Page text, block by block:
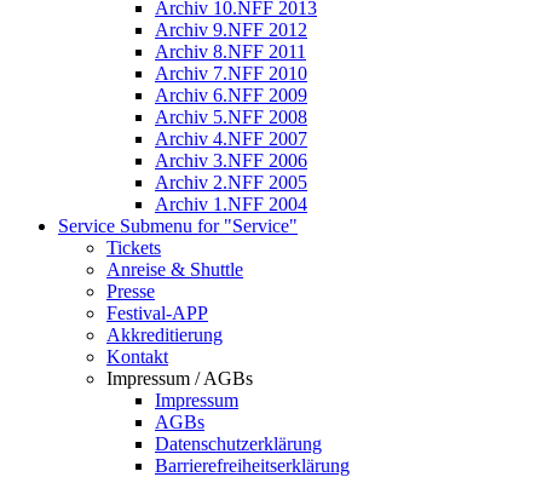
Archiv 10.NFF 2013
Archiv 9.NFF 2012
Archiv 8.NFF 2011
Archiv 7.NFF 2010
Archiv 6.NFF 2009
Archiv 5.NFF 2008
Archiv 4.NFF 2007
Archiv 3.NFF 2006
Archiv 2.NFF 2005
Archiv 1.NFF 2004
Service Submenu for "Service"
Tickets
Anreise & Shuttle
Presse
Festival-APP
Akkreditierung
Kontakt
Impressum / AGBs
Impressum
AGBs
Datenschutzerklärung
Barrierefreiheitserklärung